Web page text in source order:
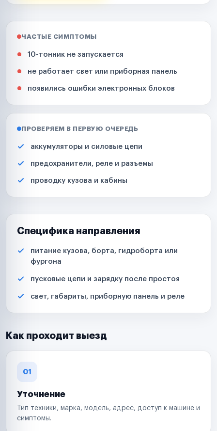
ЧАСТЫЕ СИМПТОМЫ
10-тонник не запускается
не работает свет или приборная панель
появились ошибки электронных блоков
ПРОВЕРЯЕМ В ПЕРВУЮ ОЧЕРЕДЬ
аккумуляторы и силовые цепи
предохранители, реле и разъемы
проводку кузова и кабины
Специфика направления
питание кузова, борта, гидроборта или
фургона
пусковые цепи и зарядку после простоя
свет, габариты, приборную панель и реле
Как проходит выезд
01
Уточнение
Тип техники, марка, модель, адрес, доступ к машине и
симптомы.